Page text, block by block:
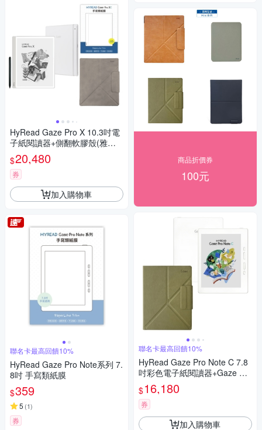
HyRead Gaze Pro X 10.3吋電
子紙閱讀器+側翻軟膠殼(雅灰
色)+手寫類紙膜【側翻磁吸皮
套+保護膜組】
$20,480
券
加入購物車
聯名卡最高回饋10%
HyRead Gaze Pro Note系列 7.
8吋 手寫類紙膜
$359
5 (1)
券
商品折價券
100元
聯名卡最高回饋10%
HyRead Gaze Pro Note C 7.8
吋彩色電子紙閱讀器+Gaze Pro
Note 系列 7.8吋磁吸側翻皮套
(抹茶綠)【側翻磁吸皮套組】
$16,180
券
加入購物車